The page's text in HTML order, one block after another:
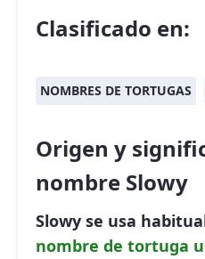
Clasificado en:
NOMBRES DE TORTUGAS
Origen y
nombre Slowy
Slowy se usa
nombre de tortuga